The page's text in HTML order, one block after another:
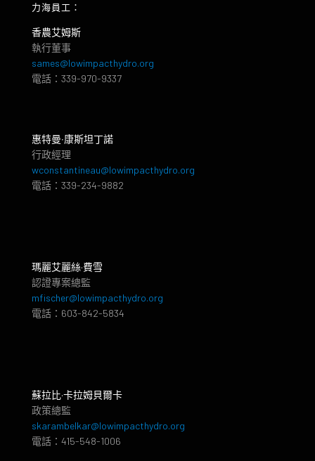
力海員工：
香農艾姆斯
執行董事
sames@lowimpacthydro.org
電話：339-970-9337
惠特曼‧康斯坦丁諾
行政經理
wconstantineau@lowimpacthydro.org
電話：339-234-9882
瑪麗艾麗絲·費雪
認證專案總監
mfischer@lowimpacthydro.org
電話：603-842-5834
蘇拉比·卡拉姆貝爾卡
政策總監
skarambelkar@lowimpacthydro.org
電話：415-548-1006